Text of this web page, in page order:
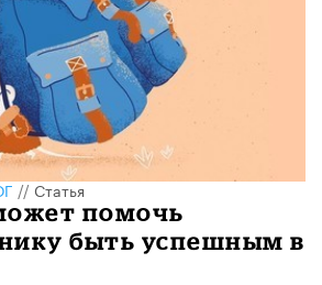
//Статья
помочь
быть успешным в